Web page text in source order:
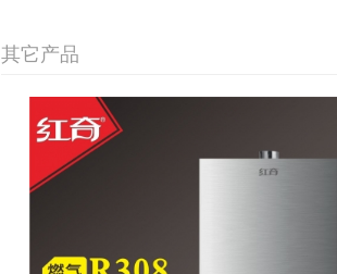
其它产品